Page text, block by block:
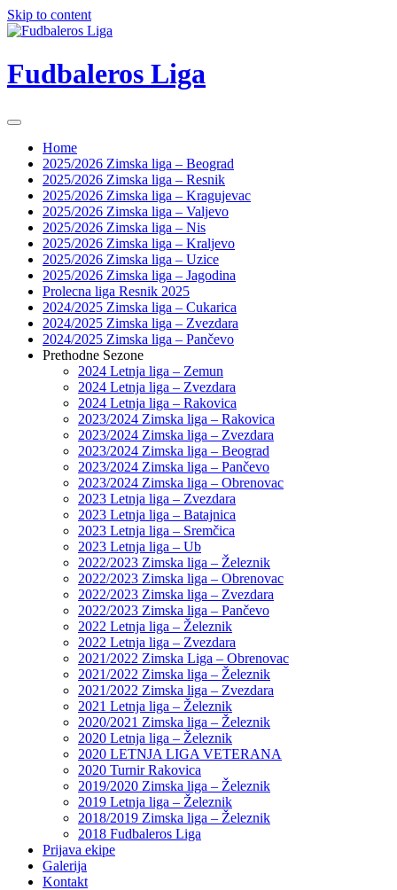
Skip to content
Fudbaleros Liga
Home
2025/2026 Zimska liga – Beograd
2025/2026 Zimska liga – Resnik
2025/2026 Zimska liga – Kragujevac
2025/2026 Zimska liga – Valjevo
2025/2026 Zimska liga – Nis
2025/2026 Zimska liga – Kraljevo
2025/2026 Zimska liga – Uzice
2025/2026 Zimska liga – Jagodina
Prolecna liga Resnik 2025
2024/2025 Zimska liga – Cukarica
2024/2025 Zimska liga – Zvezdara
2024/2025 Zimska liga – Pančevo
Prethodne Sezone
2024 Letnja liga – Zemun
2024 Letnja liga – Zvezdara
2024 Letnja liga – Rakovica
2023/2024 Zimska liga – Rakovica
2023/2024 Zimska liga – Zvezdara
2023/2024 Zimska liga – Beograd
2023/2024 Zimska liga – Pančevo
2023/2024 Zimska liga – Obrenovac
2023 Letnja liga – Zvezdara
2023 Letnja liga – Batajnica
2023 Letnja liga – Sremčica
2023 Letnja liga – Ub
2022/2023 Zimska liga – Železnik
2022/2023 Zimska liga – Obrenovac
2022/2023 Zimska liga – Zvezdara
2022/2023 Zimska liga – Pančevo
2022 Letnja liga – Železnik
2022 Letnja liga – Zvezdara
2021/2022 Zimska Liga – Obrenovac
2021/2022 Zimska liga – Železnik
2021/2022 Zimska liga – Zvezdara
2021 Letnja liga – Železnik
2020/2021 Zimska liga – Železnik
2020 Letnja liga – Železnik
2020 LETNJA LIGA VETERANA
2020 Turnir Rakovica
2019/2020 Zimska liga – Železnik
2019 Letnja liga – Železnik
2018/2019 Zimska liga – Železnik
2018 Fudbaleros Liga
Prijava ekipe
Galerija
Kontakt